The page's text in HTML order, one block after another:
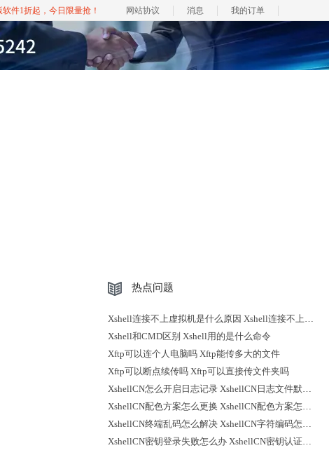
软件1折起，今日限量抢！ 网站协议 消息 我的订单
热点问题
Xshell连接不上虚拟机是什么原因 Xshell连接不上远程服务器怎么办
Xshell和CMD区别 Xshell用的是什么命令
Xftp可以连个人电脑吗 Xftp能传多大的文件
Xftp可以断点续传吗 Xftp可以直接传文件夹吗
XshellCN怎么开启日志记录 XshellCN日志文件默认保存到哪里
XshellCN配色方案怎么更换 XshellCN配色方案怎么导入
XshellCN终端乱码怎么解决 XshellCN字符编码怎么切换
XshellCN密钥登录失败怎么办 XshellCN密钥认证失败怎么排查